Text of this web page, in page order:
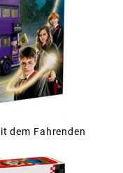
dem Fahrenden